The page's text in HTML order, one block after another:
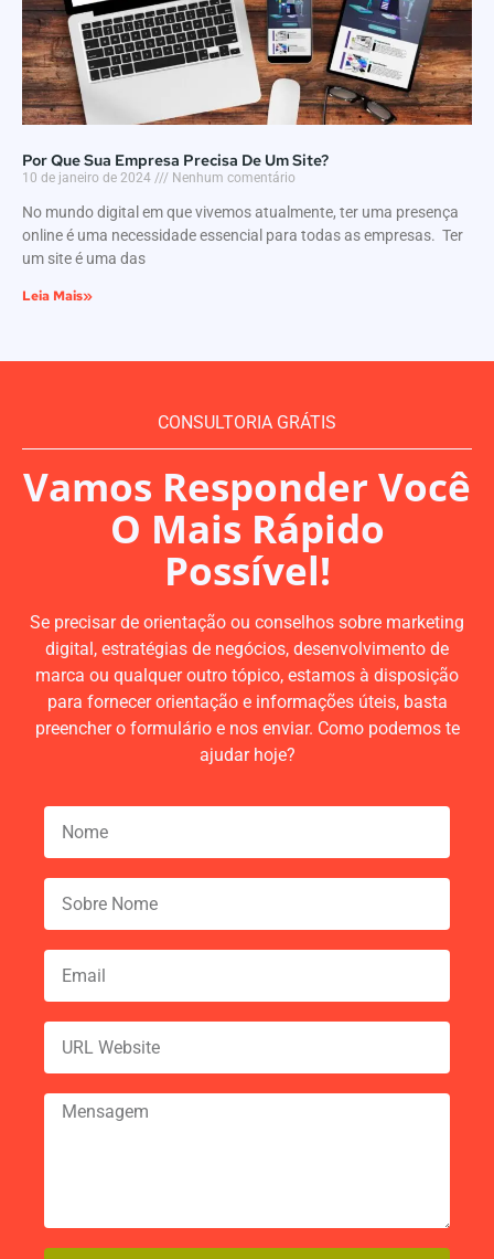
Por Que Sua Empresa Precisa De Um Site?
10 de janeiro de 2024 Nenhum comentário
No mundo digital em que vivemos atualmente, ter uma presença
online é uma necessidade essencial para todas as empresas. Ter
um site é uma das
Leia Mais»
CONSULTORIA GRÁTIS
Vamos Responder Você
O Mais Rápido
Possível!
Se precisar de orientação ou conselhos sobre marketing
digital, estratégias de negócios, desenvolvimento de
marca ou qualquer outro tópico, estamos à disposição
para fornecer orientação e informações úteis, basta
preencher o formulário e nos enviar. Como podemos te
ajudar hoje?